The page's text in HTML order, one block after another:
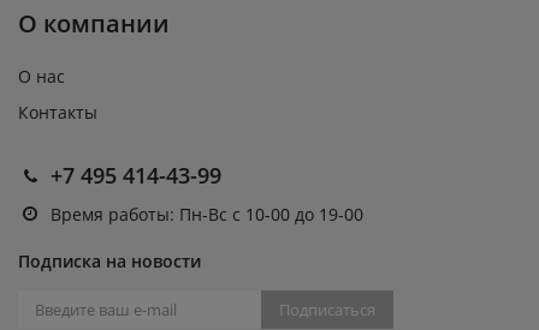
О компании
О нас
Контакты
+7 495 414-43-99
Время работы: Пн-Вс с 10-00 до 19-00
Подписка на новости
Подписаться